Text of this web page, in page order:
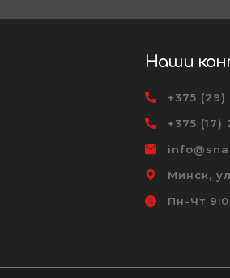
Наши
+375 (29)
+375 (17)
Минск,
Пн-Чт